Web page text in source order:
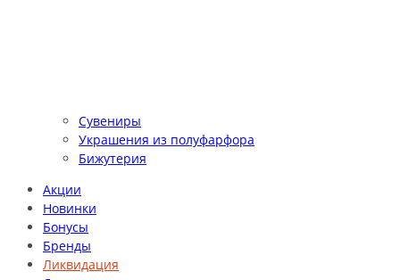
Сувениры
Украшения из полуфарфора
Бижутерия
Акции
Новинки
Бонусы
Бренды
Ликвидация